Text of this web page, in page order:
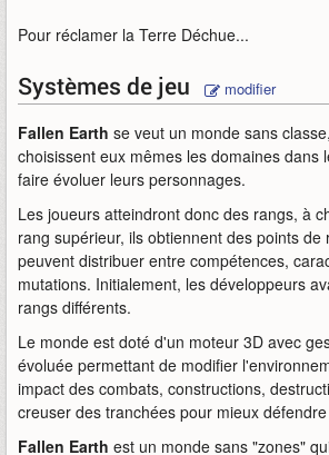
Pour réclamer la Terre Déchue...
Systèmes de jeu modifier
Fallen Earth se veut un monde sans
choisissent eux mêmes les domaines dans
faire évoluer leurs personnages.
Les joueurs atteindront donc des rangs, à
rang supérieur, ils obtiennent des points de
peuvent distribuer entre compétences,
mutations. Initialement, les développeurs
rangs différents.
Le monde est doté d'un moteur 3D avec
évoluée permettant de modifier
impact des combats, constructions,
creuser des tranchées pour mieux
Fallen Earth est un monde sans "zones"